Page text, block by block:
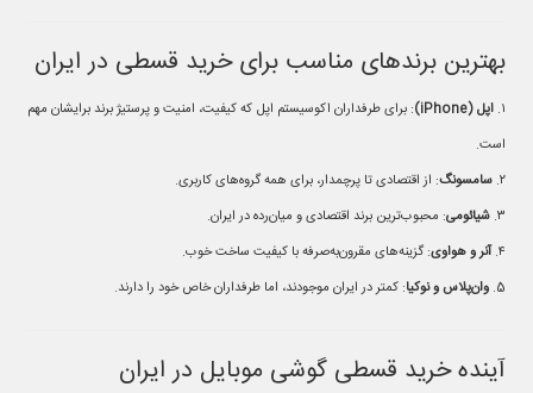
بهترین برندهای مناسب برای خرید قسطی در ایران
۱. اپل(iPhone)
: برای طرفداران اکوسیستم اپل که کیفیت، امنیت و پرستیژ برند برایشان مهم
است.
۲. سامسونگ: از اقتصادی تا پرچمدار، برای همه گروه‌های کاربری.
۳. شیائومی: محبوب‌ترین برند اقتصادی و میان‌رده در ایران.
۴. آنر و هواوی: گزینه‌های مقرون‌به‌صرفه با کیفیت ساخت خوب.
5. وان‌پلاس و نوکیا: کمتر در ایران موجودند، اما طرفداران خاص خود را دارند.
آینده خرید قسطی گوشی موبایل در ایران